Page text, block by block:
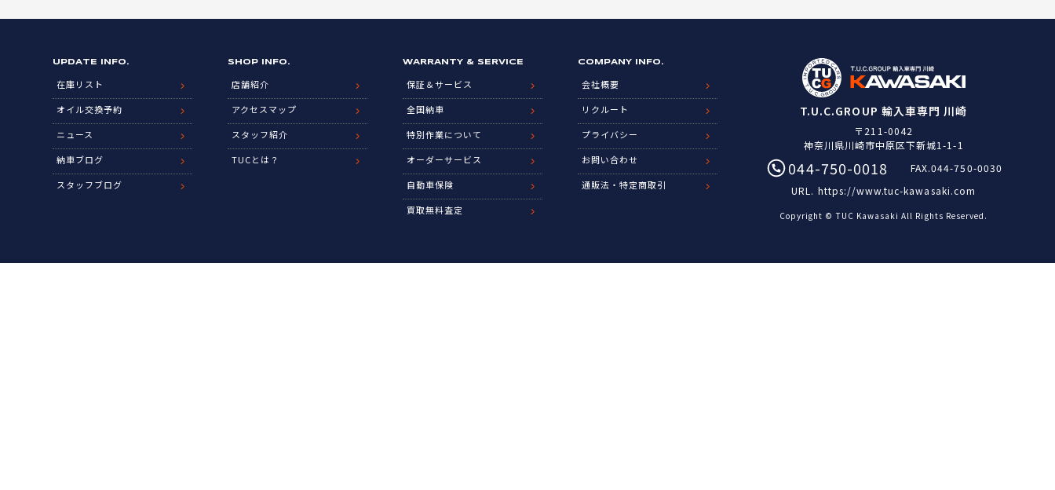
UPDATE INFO.
在庫リスト
オイル交換予約
ニュース
納車ブログ
スタッフブログ
SHOP INFO.
店舗紹介
アクセスマップ
スタッフ紹介
TUCとは？
WARRANTY & SERVICE
保証＆サービス
全国納車
特別作業について
オーダーサービス
自動車保険
買取無料査定
COMPANY INFO.
会社概要
リクルート
プライバシー
お問い合わせ
通販法・特定商取引
T.U.C.GROUP 輸入車専門 川崎
〒211-0042
神奈川県川崎市中原区下新城1-1-1
044-750-0018
FAX.044-750-0030
URL. https://www.tuc-kawasaki.com
Copyright © TUC Kawasaki All Rights Reserved.